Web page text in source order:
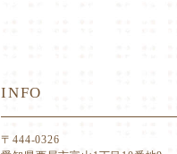
INFO
〒444-0326